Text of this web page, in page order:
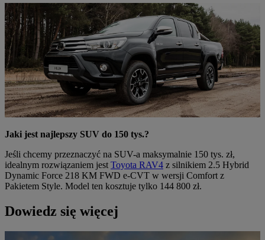
Jaki jest najlepszy SUV do 150 tys.?
Jeśli chcemy przeznaczyć na SUV-a maksymalnie 150 tys. zł,
idealnym rozwiązaniem jest Toyota RAV4 z silnikiem 2.5 Hybrid
Dynamic Force 218 KM FWD e-CVT w wersji Comfort z
Pakietem Style. Model ten kosztuje tylko 144 800 zł.
Dowiedz się więcej